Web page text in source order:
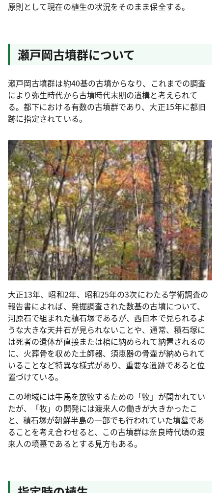
原則として現在の植生の状況をそのまま保全する。
瀬戸岡古墳群について
瀬戸岡古墳群は約40基の古墳からなり、これまでの調査
により弥生時代から古墳時代末期の遺構と考えられて
る。都下における有数の古墳群であり、大正15年に都旧
跡に指定されている。
大正13年、昭和2年、昭和25年の3次にわたる学術調査の
報告書によれば、発掘調査された数基の古墳について、
河原石で組まれた積石塚であるが、西日本で見られるよ
うな大きな天井石が見られないことや、通常、積石塚に
は死者の遺体が直接または棺に納められて納置されるの
に、火葬骨を収めた土師器、須恵器の骨壷が納められて
いることなど特異な様式があり、重要な遺跡であると位
置づけている。
この地域には牛馬を放牧するための「牧」が開かれてい
たが、「牧」の開発には渡来人の働きが大きかったこ
と、積石塚が朝鮮半島の一部でも行われていた墳墓であ
ることを考え合わせると、この古墳群は奈良時代頃の渡
来人の墳墓であるとする見方もある。